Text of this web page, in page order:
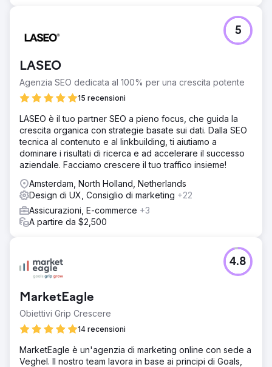
LASEO
Agenzia SEO dedicata al 100% per una crescita potente
15 recensioni
5
LASEO è il tuo partner SEO a pieno focus, che guida la
crescita organica con strategie basate sui dati. Dalla SEO
tecnica al contenuto e al linkbuilding, ti aiutiamo a
dominare i risultati di ricerca e ad accelerare il successo
aziendale. Facciamo crescere il tuo traffico insieme!
Amsterdam, North Holland, Netherlands
Design di UX, Consiglio di marketing +22
Assicurazioni, E-commerce +3
A partire da $2,500
MarketEagle
Obiettivi Grip Crescere
14 recensioni
4.8
MarketEagle è un'agenzia di marketing online con sede a
Veghel. Il nostro team lavora in base ai principi di Goals,